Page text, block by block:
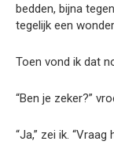
bedden, bijna
tegelijk een
Toen vond ik dat
“Ben je zeker?”
“Ja,” zei ik.